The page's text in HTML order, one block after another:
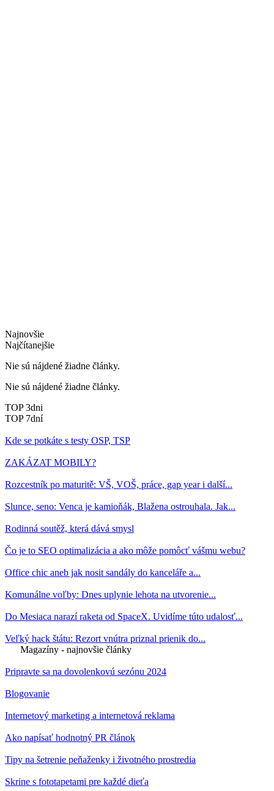
Najnovšie
Najčítanejšie
Nie sú nájdené žiadne články.
Nie sú nájdené žiadne články.
TOP 3dni
TOP 7dní
Kde se potkáte s testy OSP, TSP
ZAKÁZAT MOBILY?
Rozcestník po maturitě: VŠ, VOŠ, práce, gap year i další...
Slunce, seno: Venca je kamioňák, Blažena ostrouhala. Jak...
Rodinná soutěž, která dává smysl
Čo je to SEO optimalizácia a ako môže pomôcť vášmu webu?
Office chic aneb jak nosit sandály do kanceláře a...
Komunálne voľby: Dnes uplynie lehota na utvorenie...
Do Mesiaca narazí raketa od SpaceX. Uvidíme túto udalosť...
Veľký hack štátu: Rezort vnútra priznal prienik do...
Magazíny - najnovšie články
Pripravte sa na dovolenkovú sezónu 2024
Blogovanie
Internetový marketing a internetová reklama
Ako napísať hodnotný PR článok
Tipy na šetrenie peňaženky i životného prostredia
Skrine s fototapetami pre každé dieťa